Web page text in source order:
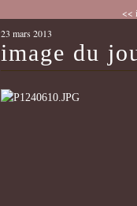
<<
23 mars 2013
image du